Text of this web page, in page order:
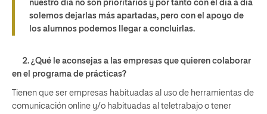
nuestro día no son prioritarios y por tanto con el día a día
solemos dejarlas más apartadas, pero con el apoyo de
los alumnos podemos llegar a concluirlas.
2. ¿Qué le aconsejas a las empresas que quieren colaborar
en el programa de prácticas?
Tienen que ser empresas habituadas al uso de herramientas de
comunicación online y/o habituadas al teletrabajo o tener